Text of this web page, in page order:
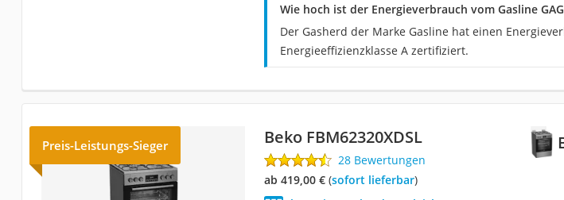
Wie hoch ist der Energieverbrauch vom Gasline
Der Gasherd der Marke Gasline hat einen
Energieeffizienzklasse A zertifiziert.
Preis-Leistungs-Sieger Beko FBM62320XDSL
28 Bewertungen
ab 419,00 €( Sofort lieferbar)